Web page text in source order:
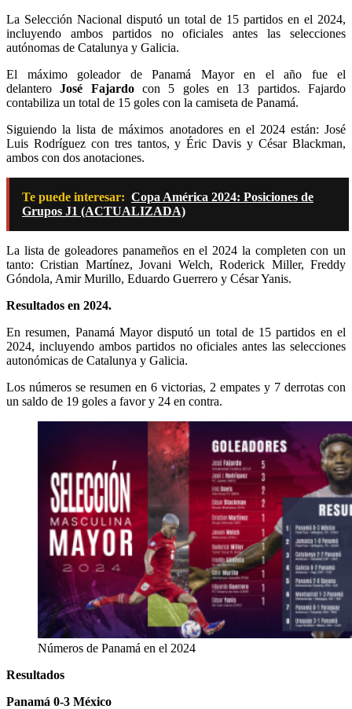
La Selección Nacional disputó un total de 15 partidos en el 2024,
incluyendo ambos partidos no oficiales antes las selecciones
autónomas de Catalunya y Galicia.
El máximo goleador de Panamá Mayor en el año fue el
delanteroJosé Fajardocon 5 goles en 13 partidos. Fajardo
contabiliza un total de 15 goles con la camiseta de Panamá.
Siguiendo la lista de máximos anotadores en el 2024 están: José
Luis Rodríguez con tres tantos, y Éric Davis y César Blackman,
ambos con dos anotaciones.
Te puede interesar: Copa América 2024: Posiciones de
Grupos J1 (ACTUALIZADA)
La lista de goleadores panameños en el 2024 la completen con un
tanto: Cristian Martínez, Jovani Welch, Roderick Miller, Freddy
Góndola, Amir Murillo, Eduardo Guerrero y César Yanis.
Resultados en 2024.
En resumen, Panamá Mayor disputó un total de 15 partidos en el
2024, incluyendo ambos partidos no oficiales antes las selecciones
autonómicas de Catalunya y Galicia.
Los números se resumen en 6 victorias, 2 empates y 7 derrotas con
un saldo de 19 goles a favor y 24 en contra.
Números de Panamá en el 2024
Resultados
Panamá 0-3 México